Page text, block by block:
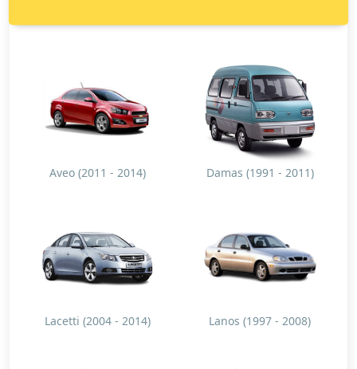
Aveo (2011 - 2014) Damas (1991 - 2011)
Lacetti (2004 - 2014) Lanos (1997 - 2008)